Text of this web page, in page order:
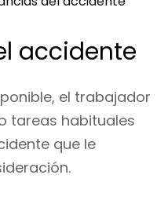
accidente
el trabajador
tareas habituales
que le